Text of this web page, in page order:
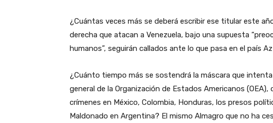
¿Cuántas veces más se deberá escribir ese titular este
derecha que atacan a Venezuela, bajo una supuesta
humanos”, seguirán callados ante lo que pasa en el país
¿Cuánto tiempo más se sostendrá la máscara que
general de la Organización de Estados Americanos
crímenes en México, Colombia, Honduras, los presos
Maldonado en Argentina? El mismo Almagro que no ha